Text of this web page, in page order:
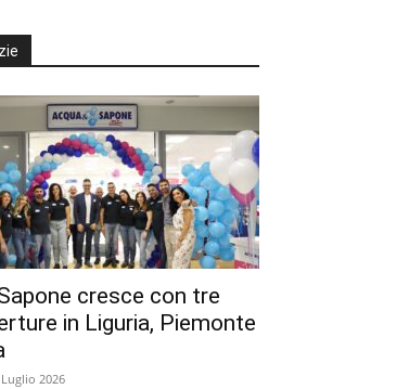
cresce con tre
in Liguria, Piemonte
Luglio 2026